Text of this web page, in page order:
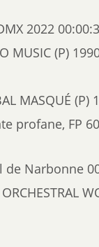
2022
MUSIC (P)
MASQUÉ (P)
profane, FP
de Narbonne